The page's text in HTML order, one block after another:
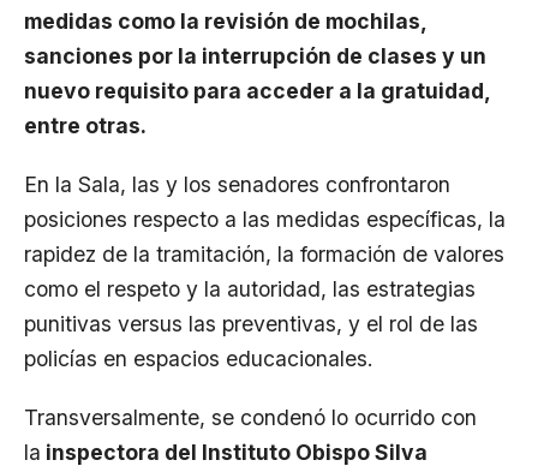
medidas como la revisión de mochilas,
sanciones por la interrupción de clases y un
nuevo requisito para acceder a la gratuidad,
entre otras.
En la Sala, las y los senadores confrontaron
posiciones respecto a las medidas específicas, la
rapidez de la tramitación, la formación de valores
como el respeto y la autoridad, las estrategias
punitivas versus las preventivas, y el rol de las
policías en espacios educacionales.
Transversalmente, se condenó lo ocurrido con
la inspectora del Instituto Obispo Silva